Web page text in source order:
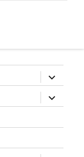
expand
child
menu
expand
child
menu